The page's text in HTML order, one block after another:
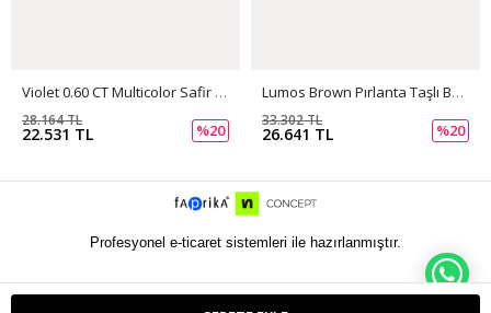
Violet 0.60 CT Multicolor Safir Ve Brown Pırlanta Taşlı Beyaz Altın Yüzük
22.531 TL
28.164 TL
%20
Lumos Brown Pırlanta Taşlı Beyaz Altın Yüzük
26.641 TL
33.302 TL
%20
Profesyonel e-ticaret sistemleri ile hazırlanmıştır.